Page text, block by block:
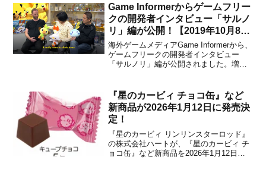
Game Informerからゲームフリー
クの開発者インタビュー「サルノ
リ」編が公開！【2019年10月8
日】
海外ゲームメディアGame Informerから、
ゲームフリークの開発者インタビュー
「サルノリ」編が公開されました。増田
「サルノリ」を紹介します。興味のある
方は、下記から動画をチェックしてみて
ください。ポケ...
『星のカービィ チョコ缶』など
新商品が2026年1月12日に発売決
定！
『星のカービィ リンリンスターロッド』
の株式会社ハートが、『星のカービィ チ
ョコ缶』など新商品を2026年1月12日に